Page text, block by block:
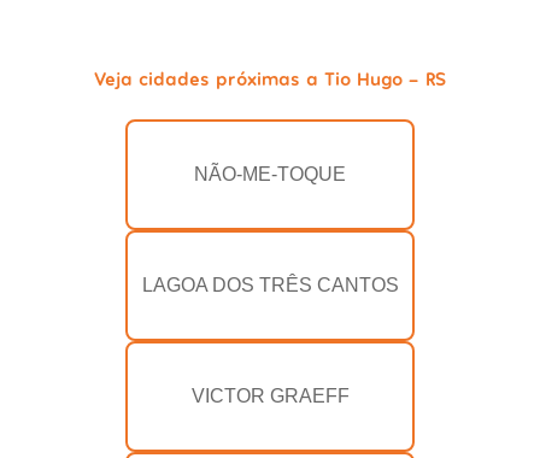
Veja cidades próximas a Tio Hugo - RS
NÃO-ME-TOQUE
LAGOA DOS TRÊS CANTOS
VICTOR GRAEFF